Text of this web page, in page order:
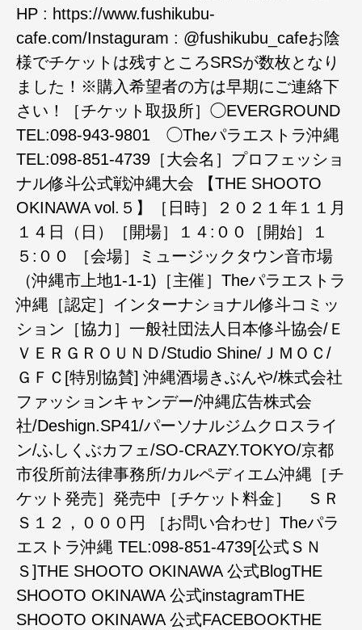
HP : https://www.fushikubu-
cafe.com/Instaguram : @fushikubu_cafeお陰
様でチケットは残すところSRSが数枚となり
ました！※購入希望者の方は早期にご連絡下
さい！［チケット取扱所］◯EVERGROUND
TEL:098-943-9801 ◯Theパラエストラ沖縄
TEL:098-851-4739［大会名］プロフェッショ
ナル修斗公式戦沖縄大会 【THE SHOOTO
OKINAWA vol.５】［日時］２０２１年１１月
１４日（日）［開場］１４:００［開始］１
５:００ ［会場］ミュージックタウン音市場
（沖縄市上地1-1-1)［主催］Theパラエストラ
沖縄［認定］インターナショナル修斗コミッ
ション［協力］一般社団法人日本修斗協会/Ｅ
ＶＥＲＧＲＯＵＮＤ/Studio Shine/ＪＭＯＣ/
ＧＦＣ[特別協賛] 沖縄酒場きぶんや/株式会社
ファッションキャンデー/沖縄広告株式会
社/Deshign.SP41/パーソナルジムクロスライ
ン/ふしくぶカフェ/SO-CRAZY.TOKYO/京都
市役所前法律事務所/カルペディエム沖縄［チ
ケット発売］発売中［チケット料金］ ＳＲ
Ｓ１２，０００円 ［お問い合わせ］Theパラ
エストラ沖縄 TEL:098-851-4739[公式ＳＮ
Ｓ]THE SHOOTO OKINAWA 公式BlogTHE
SHOOTO OKINAWA 公式instagramTHE
SHOOTO OKINAWA 公式FACEBOOKTHE